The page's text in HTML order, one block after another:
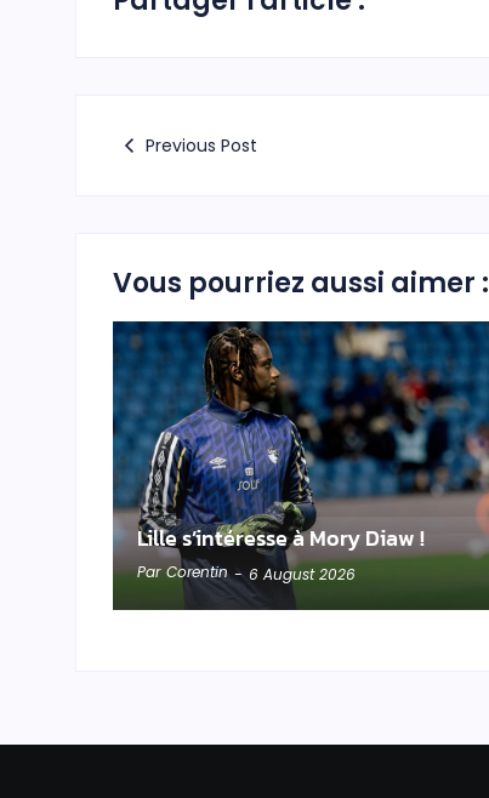
Previous Post
Vous pourriez aussi aimer :
Lille s’intéresse à Mory Diaw !
Par Corentin - 6 August 2026